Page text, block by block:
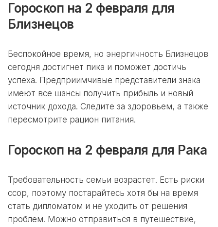
Гороскоп на 2 февраля для
Близнецов
Беспокойное время, но энергичность Близнецов
сегодня достигнет пика и поможет достичь
успеха. Предприимчивые представители знака
имеют все шансы получить прибыль и новый
источник дохода. Следите за здоровьем, а также
пересмотрите рацион питания.
Гороскоп на 2 февраля для Рака
Требовательность семьи возрастет. Есть риски
ссор, поэтому постарайтесь хотя бы на время
стать дипломатом и не уходить от решения
проблем. Можно отправиться в путешествие,